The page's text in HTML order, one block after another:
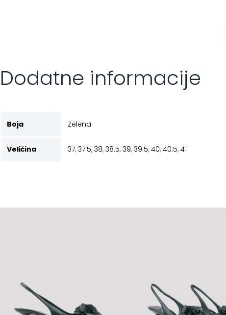
Dodatne informacije
Boja Zelena
Veličina 37, 37.5, 38, 38.5, 39, 39.5, 40, 40.5, 41